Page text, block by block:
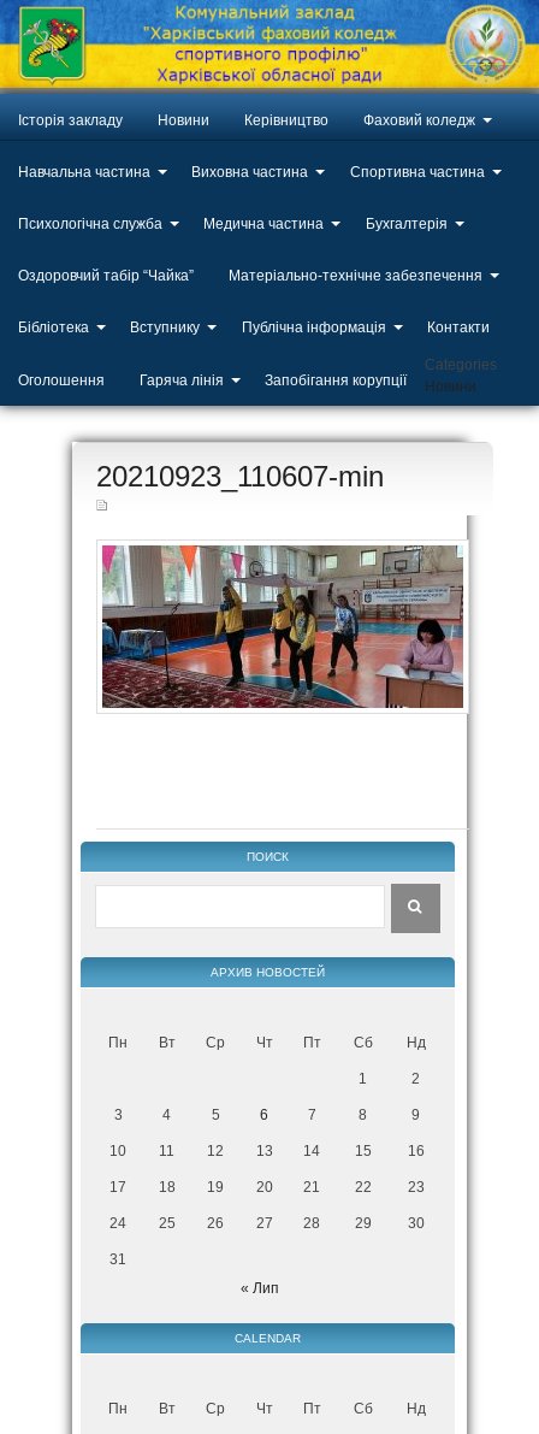
Історія закладу Новини Керівництво Фаховий коледж
Навчальна частина Виховна частина Спортивна частина
Психологічна служба Медична частина Бухгалтерія
Оздоровчий табір “Чайка” Матеріально-технічне забезпечення
Бібліотека Вступнику Публічна інформація Контакти
Оголошення Гаряча лінія Запобігання корупції
Categories
Новини
20
20210923_110607-min
ПОИСК
АРХИВ НОВОСТЕЙ
Пн Вт Ср Чт Пт Сб Нд
1 2
3 4 5 6 7 8 9
10 11 12 13 14 15 16
17 18 19 20 21 22 23
24 25 26 27 28 29 30
31
« Лип
CALENDAR
Пн Вт Ср Чт Пт Сб Нд